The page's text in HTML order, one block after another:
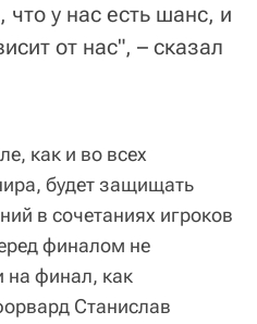
у нас есть шанс, и
от нас", – сказал
как и во всех
будет защищать
в сочетаниях игроков
финалом не
на финал, как
Станислав